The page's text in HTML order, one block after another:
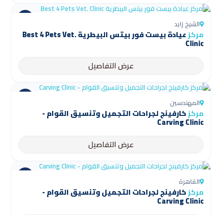
الشيخ زايد
مركز عيادة بيست فور بيتس البيطرية Best 4 Pets Vet.
Clinic
عرض التفاصيل
المهندسين
مركزكارفينج لجراحات التجميل وتنسيق القوام -
Carving Clinic
عرض التفاصيل
القاهرة
مركزكارفينج لجراحات التجميل وتنسيق القوام -
Carving Clinic